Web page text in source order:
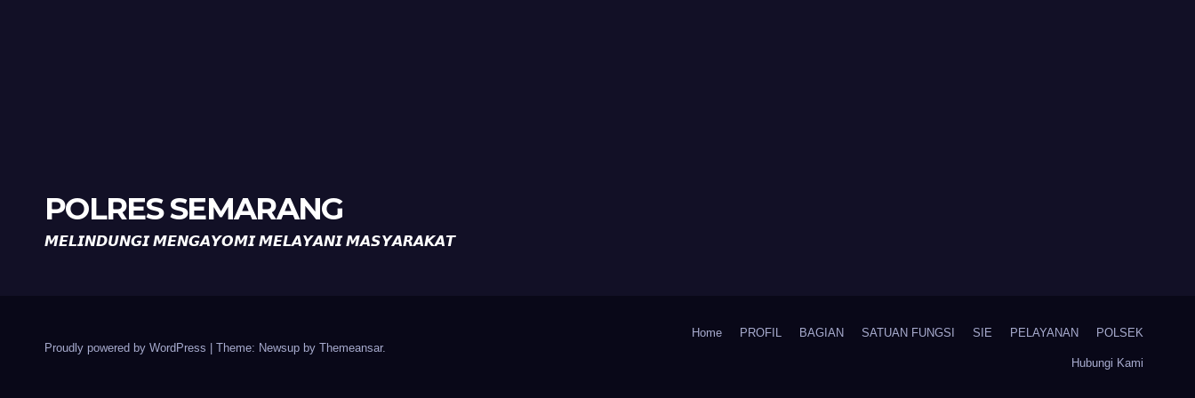
POLRES SEMARANG
𝙈𝙀𝙇𝙄𝙉𝘿𝙐𝙉𝙂𝙄 𝙈𝙀𝙉𝙂𝘼𝙔𝙊𝙈𝙄 𝙈𝙀𝙇𝘼𝙔𝘼𝙉𝙄 𝙈𝘼𝙎𝙔𝘼𝙍𝘼𝙆𝘼𝙏
Proudly powered by WordPress Theme: Newsup by Themeansar.
Home PROFIL BAGIAN SATUAN FUNGSI SIE PELAYANAN POLSEK
Hubungi Kami